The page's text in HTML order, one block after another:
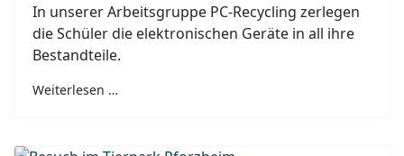
In unserer Arbeitsgruppe PC-Recycling zerlegen
die Schüler die elektronischen Geräte in all ihre
Bestandteile.
Weiterlesen …